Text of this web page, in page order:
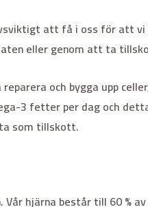
att få i oss för att vi
eller genom att ta
reparera och bygga upp
3 fetter per dag och
som tillskott.
Vår hjärna består till 60